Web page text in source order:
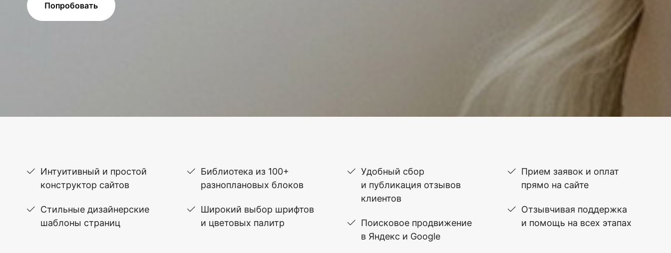
Попробовать
Интуитивный и простой
конструктор сайтов
Стильные дизайнерские
шаблоны страниц
Библиотека из 100+
разноплановых блоков
Широкий выбор шрифтов
и цветовых палитр
Удобный сбор
и публикация отзывов
клиентов
Поисковое продвижение
в Яндекс и Google
Прием заявок и оплат
прямо на сайте
Отзывчивая поддержка
и помощь на всех этапах